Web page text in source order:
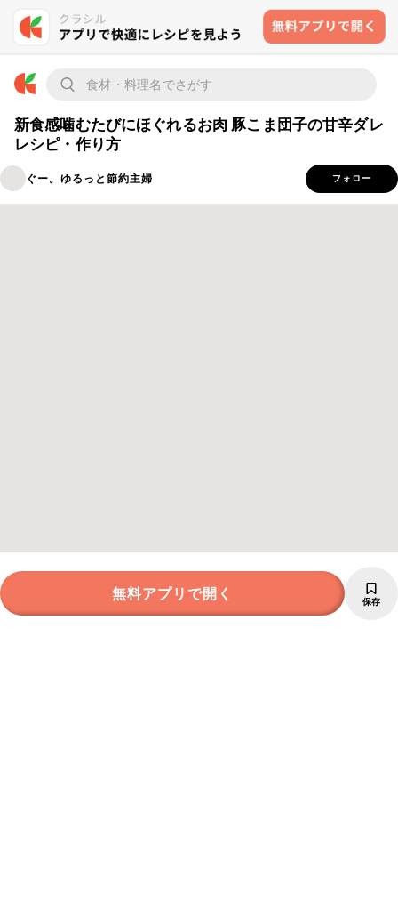
新食感噛むたびにほぐれるお肉 豚こま団子の甘辛ダレ
レシピ・作り方
ぐー。ゆるっと節約主婦 フォロー
無料アプリで開く 保存